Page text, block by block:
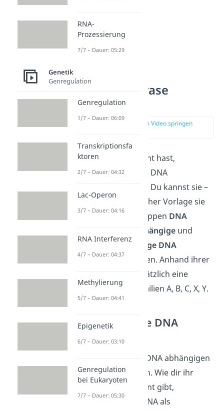
DNA Polymerase
Formen
zur Stelle im Video springen
Wie du bereits gelernt hast,
existieren zahlreiche DNA
Polymerase Formen. Du kannst sie –
je nachdem mit welcher Vorlage sie
arbeiten – in die Gruppen DNA
RNA abhängige und
Matrizenunabhängige DNA
Polymeraseneinteilen. Anhand ihrer
Struktur erfolgt zusätzlich eine
Einteilung in die Familien A, B, C, X, Y.
DNA abhängige DNA
Polymerasen
Fangen wir mit den DNA abhängigen
DNA Polymerasen an. Wie dir ihr
Name bereits bekannt gibt,
verwenden sie die DNA als
RNA-
Prozessierung
7/7 – Dauer: 05:29
Genetik
Genregulation
Genregulation
1/7 – Dauer: 06:09
Transkriptionsfa
ktoren
2/7 – Dauer: 04:32
Lac-Operon
3/7 – Dauer: 04:16
RNA Interferenz
4/7 – Dauer: 04:37
Methylierung
5/7 – Dauer: 04:41
Epigenetik
6/7 – Dauer: 03:10
Genregulation
bei Eukaryoten
7/7 – Dauer: 05:30